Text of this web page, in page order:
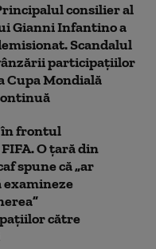
consilier al
Gianni Infantino a
Scandalul
participațiilor
Cupa Mondială
frontul
O țară din
spune că „ar
examineze
către